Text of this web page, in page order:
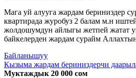
Мага уй алууга жардам бериниздер
квартирада журобуз 2 балам м.н
жолдошумдун айлыгы жетпей жатат
байкелерден жардам сурайм
Байланышуу
Кызыма жардам бериниздерчи
Муктаждык 20 000 сом